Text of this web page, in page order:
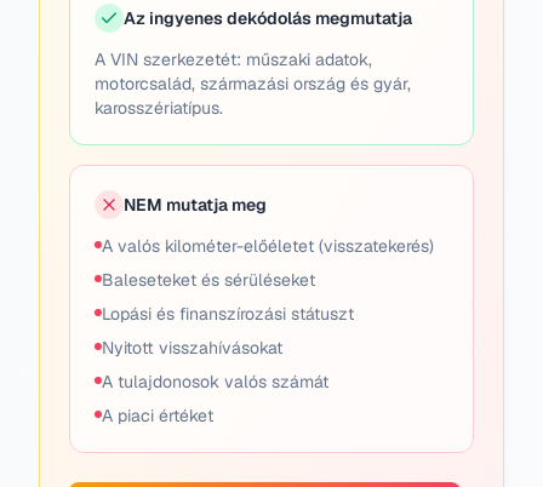
Az ingyenes dekódolás megmutatja
A VIN szerkezetét: műszaki adatok,
motorcsalád, származási ország és gyár,
karosszériatípus.
NEM mutatja meg
A valós kilométer-előéletet (visszatekerés)
Baleseteket és sérüléseket
Lopási és finanszírozási státuszt
Nyitott visszahívásokat
A tulajdonosok valós számát
A piaci értéket